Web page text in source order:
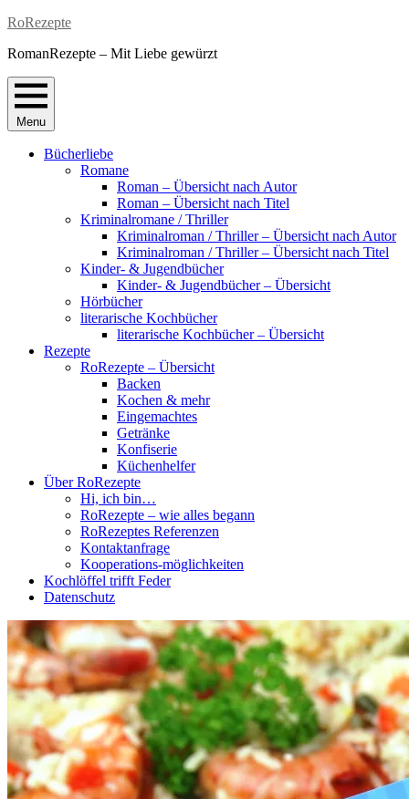
Skip
content
RoRezepte
RomanRezepte – Mit Liebe gewürzt
Menu
Bücherliebe
Romane
Roman – Übersicht nach Autor
Roman – Übersicht nach Titel
Kriminalromane / Thriller
Kriminalroman / Thriller – Übersicht nach Autor
Kriminalroman / Thriller – Übersicht nach Titel
Kinder- & Jugendbücher
Kinder- & Jugendbücher – Übersicht
Hörbücher
literarische Kochbücher
literarische Kochbücher – Übersicht
Rezepte
RoRezepte – Übersicht
Backen
Kochen & mehr
Eingemachtes
Getränke
Konfiserie
Küchenhelfer
Über RoRezepte
Hi, ich bin…
RoRezepte – wie alles begann
RoRezeptes Referenzen
Kontaktanfrage
Kooperations-möglichkeiten
Kochlöffel trifft Feder
Datenschutz